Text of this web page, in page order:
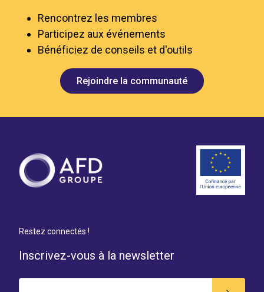
Rencontrez les membres
Participez aux événements
Bénéficiez de conseils et d'outils
Rejoindre la communauté
Restez connectés !
Inscrivez-vous à la newsletter